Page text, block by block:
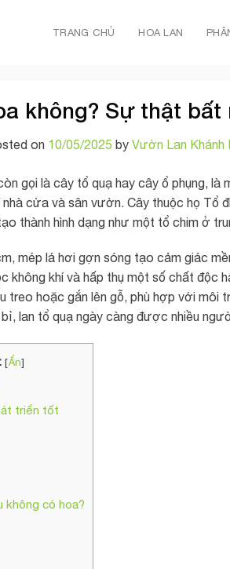
TRANG CHỦ HOA LAN
không? Sự thật
on 10/05/2025 by Vườn Lan Khánh
gọi là cây tổ quạ hay cây ổ phụng,
cửa và sân vườn. Cây thuộc họ Tổ
thành hình dạng như một tổ chim ở
mép lá hơi gợn sóng tạo cảm giác
không khí và hấp thụ một số chất độc
hoặc gắn lên gỗ, phù hợp với môi
lan tổ quạ ngày càng được nhiều
[Ẩn]
triển tốt
không có hoa?